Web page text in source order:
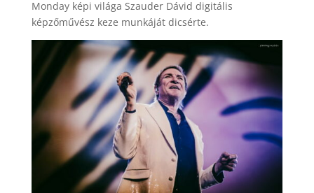
Monday képi világa Szauder Dávid digitális
képzőművész keze munkáját dicsérte.